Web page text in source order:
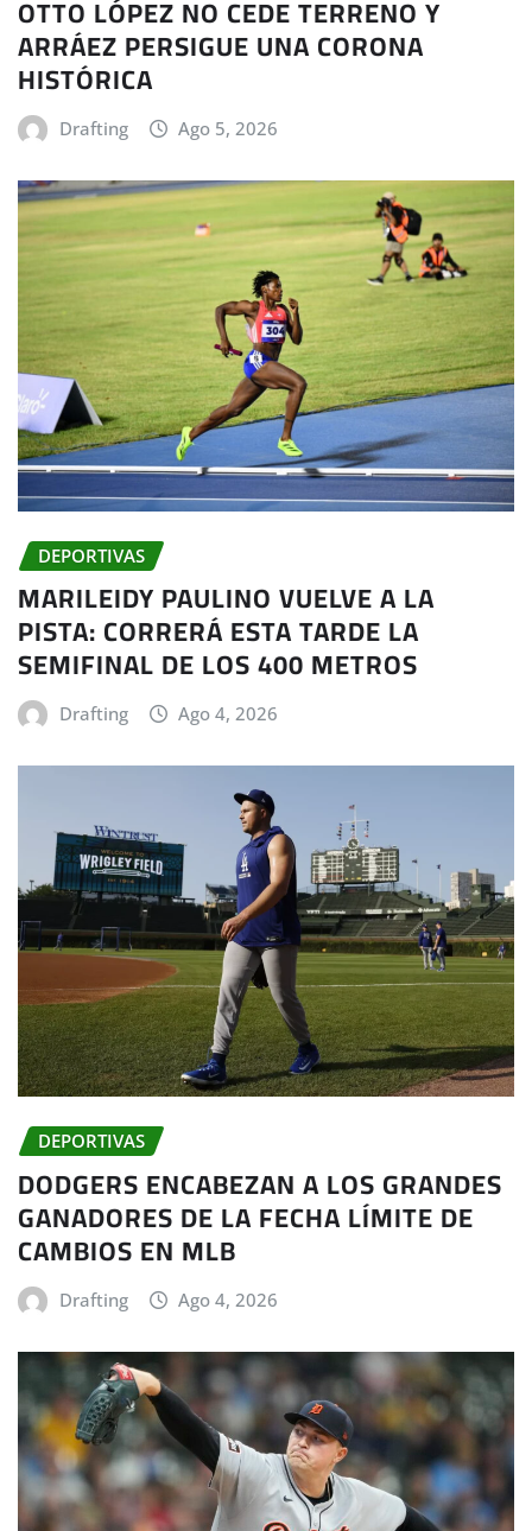
OTTO LÓPEZ NO CEDE TERRENO Y
ARRÁEZ PERSIGUE UNA CORONA
HISTÓRICA
Drafting Ago 5, 2026
DEPORTIVAS
MARILEIDY PAULINO VUELVE A LA
PISTA: CORRERÁ ESTA TARDE LA
SEMIFINAL DE LOS 400 METROS
Drafting Ago 4, 2026
DEPORTIVAS
DODGERS ENCABEZAN A LOS GRANDES
GANADORES DE LA FECHA LÍMITE DE
CAMBIOS EN MLB
Drafting Ago 4, 2026